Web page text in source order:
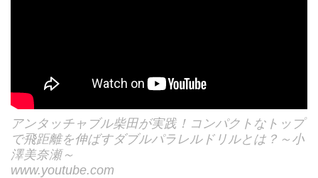
アンタッチャブル柴田が実践！コンパクトなトップ
で飛距離を伸ばすダブルパラレルドリルとは？～小
澤美奈瀬～
www.youtube.com